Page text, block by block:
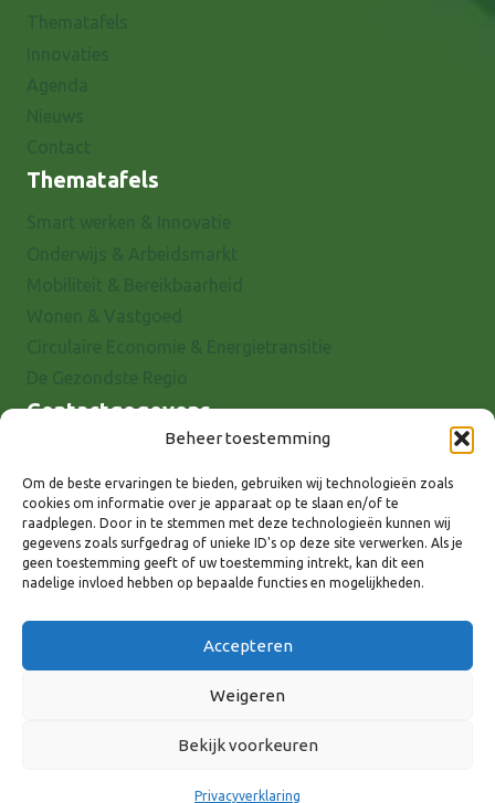
Beheer toestemming
Om de beste ervaringen te bieden, gebruiken wij technologieën zoals
cookies om informatie over je apparaat op te slaan en/of te
raadplegen. Door in te stemmen met deze technologieën kunnen wij
gegevens zoals surfgedrag of unieke ID's op deze site verwerken. Als je
geen toestemming geeft of uw toestemming intrekt, kan dit een
nadelige invloed hebben op bepaalde functies en mogelijkheden.
Accepteren
Weigeren
Bekijk voorkeuren
Privacyverklaring
Thematafels
Contactgegevens
7001 EX Doetinchem
E-mail: info@8rhk.nl
Telefoonnummers
Privacyverklaring